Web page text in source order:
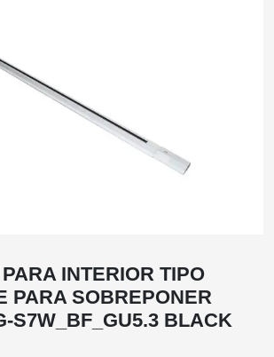
INTERIOR TIPO
PARA SOBREPONER
S7W_BF_GU5.3 BLACK